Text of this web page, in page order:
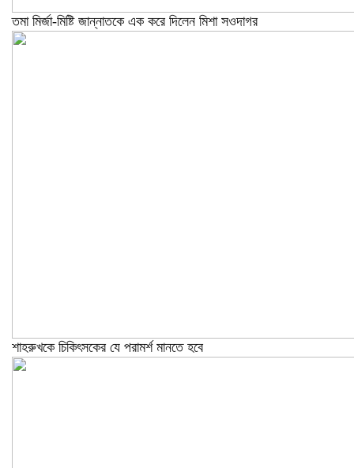
তমা মির্জা-মিষ্টি জান্নাতকে এক করে দিলেন মিশা সওদাগর
শাহরুখকে চিকিৎসকের যে পরামর্শ মানতে হবে